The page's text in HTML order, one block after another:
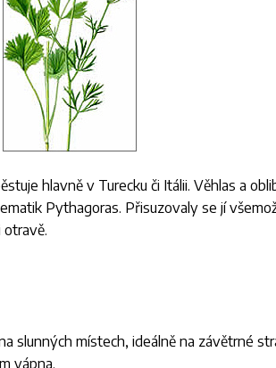
hlavně v Turecku či Itálii. Věhlas a
Pythagoras. Přisuzovaly se jí
otravě.
slunných místech, ideálně na závětrné
vápna.